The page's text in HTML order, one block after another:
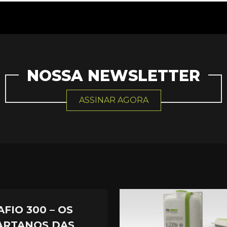
NOSSA NEWSLETTER
ASSINAR AGORA
300 – OS